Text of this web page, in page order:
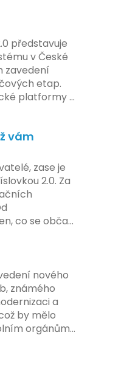
představuje
v České
zavedení
etap.
platformy a
podpory pro
testování v
plánovaná
zaměřena
přípravy
a účetní
spuštění
roku
EET 2.0
se do
nad
vám
zase je
2.0. Za
co se občas
zůstává –
jsounového
známého
a
by mělo
orgánům.